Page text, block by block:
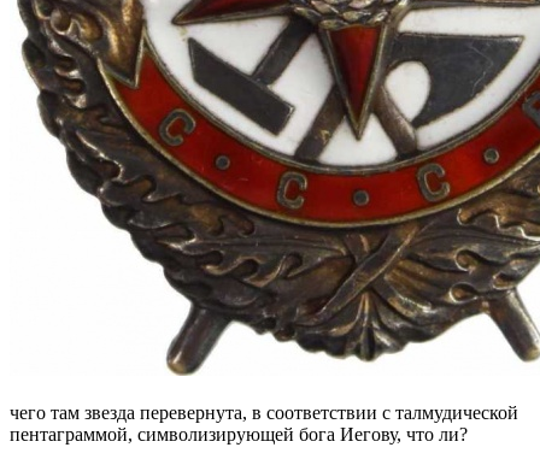
чего там звезда перевернута, в соответствии с талмудической
пентаграммой, символизирующей бога Иегову, что ли?